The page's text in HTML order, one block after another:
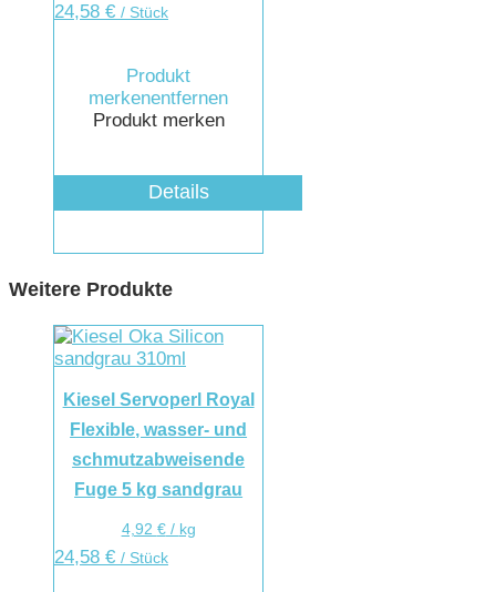
24,58 € / Stück
Produkt
merkenentfernen
Produkt merken
Details
Weitere Produkte
Kiesel Servoperl Royal
Flexible, wasser- und
schmutzabweisende
Fuge 5 kg sandgrau
4,92 €/ kg
24,58 € / Stück